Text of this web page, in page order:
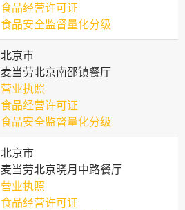
食品经营许可证
食品安全监督量化分级
北京市
麦当劳北京南邵镇餐厅
营业执照
食品经营许可证
食品安全监督量化分级
北京市
麦当劳北京晓月中路餐厅
营业执照
食品经营许可证